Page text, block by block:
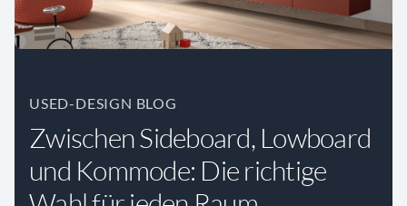
USED-DESIGN BLOG
Zwischen Sideboard, Lowboard
und Kommode: Die richtige